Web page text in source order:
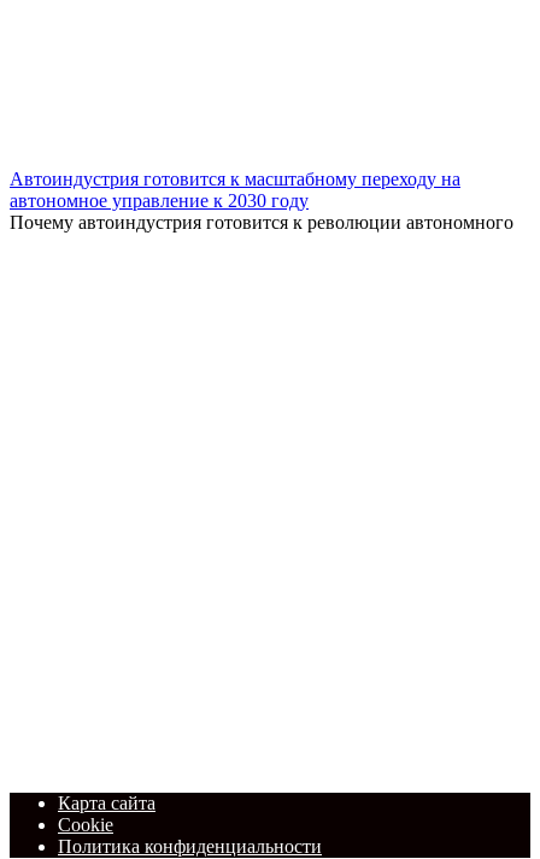
Автоиндустрия готовится к масштабному переходу на
автономное управление к 2030 году
Почему автоиндустрия готовится к революции автономного
Карта сайта
Cookie
Политика конфиденциальности